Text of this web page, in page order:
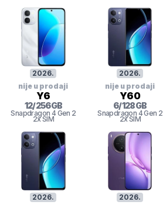
2026.
nije u prodaji
Y6
12/256GB
Snapdragon 4 Gen 2
2x SIM
2026.
nije u prodaji
Y60
6/128GB
Snapdragon 4 Gen 2
2x SIM
2026.
2026.